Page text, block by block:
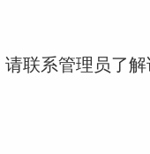
联系管理员了